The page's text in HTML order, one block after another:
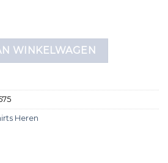
aantal
WINKELWAGEN
Heren